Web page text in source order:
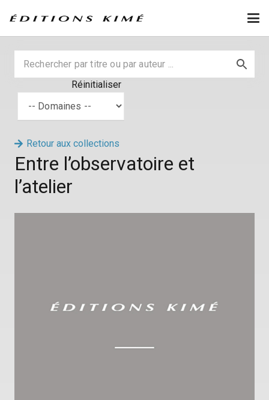
Réinitialiser
Retour aux collections
Entre l’observatoire et
l’atelier